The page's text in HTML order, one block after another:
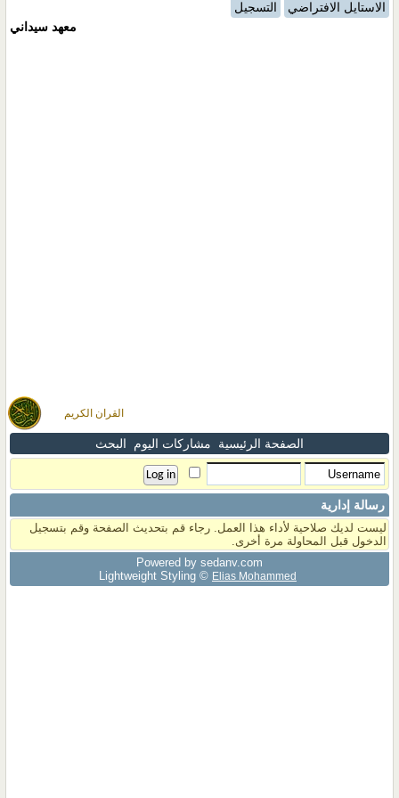
القران الكريم
الاستايل الافتراضي
التسجيل
معهد سيداني
الصفحة الرئيسية مشاركات اليوم البحث
رسالة إدارية
ليست لديك صلاحية لأداء هذا العمل. رجاء قم بتحديث الصفحة وقم بتسجيل
الدخول قبل المحاولة مرة أخرى.
Powered by sedany.com
Lightweight Styling © Elias Mohammed